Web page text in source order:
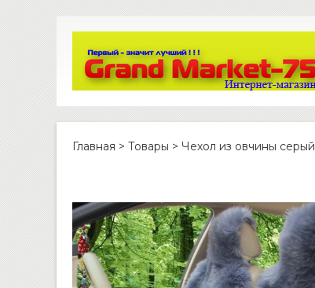
Главная > Товары > Чехол из овчины серый